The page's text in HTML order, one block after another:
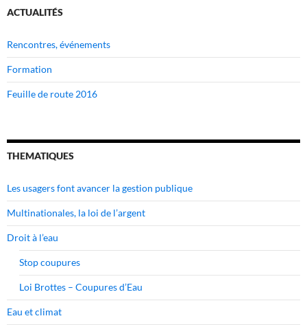
ACTUALITÉS
Rencontres, événements
Formation
Feuille de route 2016
THEMATIQUES
Les usagers font avancer la gestion publique
Multinationales, la loi de l’argent
Droit à l’eau
Stop coupures
Loi Brottes – Coupures d’Eau
Eau et climat